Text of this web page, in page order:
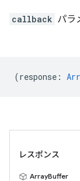
callback パラ
(response :
レスポンス
ArrayBuffer